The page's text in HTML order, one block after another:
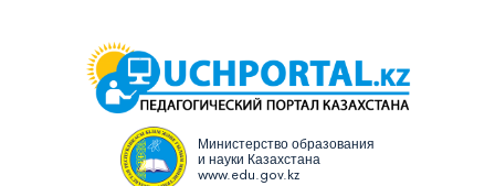
Министерство образования
и науки Казахстана
www.edu.gov.kz